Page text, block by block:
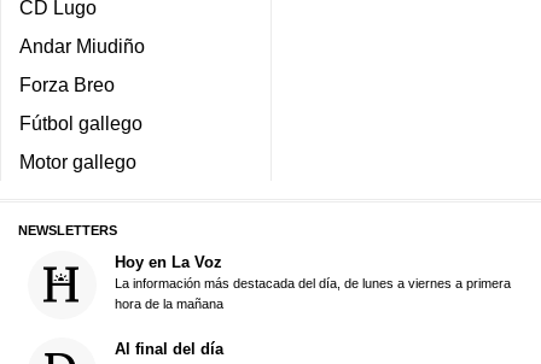
CD Lugo
Andar Miudiño
Forza Breo
Fútbol gallego
Motor gallego
NEWSLETTERS
Hoy en La Voz
La información más destacada del día, de lunes a viernes a primera
hora de la mañana
Al final del día